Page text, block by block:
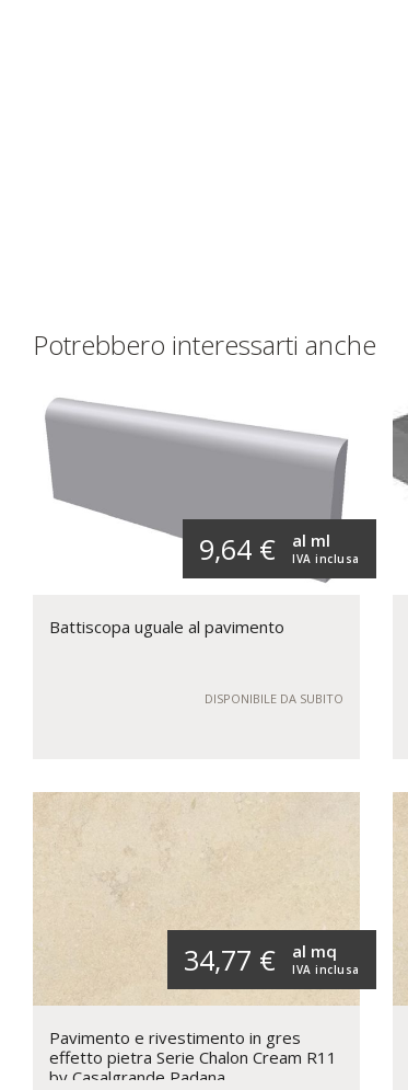
Potrebbero interessarti anche
9,64 € IVA inclusa
al ml
Battiscopa uguale al pavimento
DISPONIBILE DA SUBITO
34,77 € IVA inclusa
al mq
Pavimento e rivestimento in gres
effetto pietra Serie Chalon Cream R11
by Casalgrande Padana